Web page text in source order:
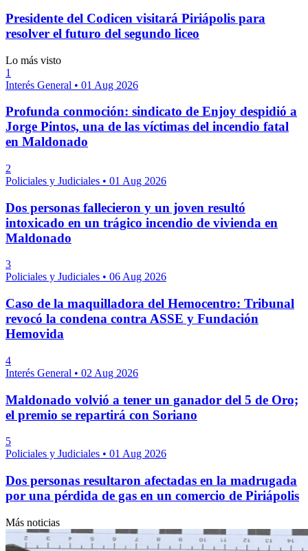
Presidente del Codicen visitará Piriápolis para
resolver el futuro del segundo liceo
Lo más visto
1
Interés General • 01 Aug 2026
Profunda conmoción: sindicato de Enjoy despidió a
Jorge Pintos, una de las víctimas del incendio fatal
en Maldonado
2
Policiales y Judiciales • 01 Aug 2026
Dos personas fallecieron y un joven resultó
intoxicado en un trágico incendio de vivienda en
Maldonado
3
Policiales y Judiciales • 06 Aug 2026
Caso de la maquilladora del Hemocentro: Tribunal
revocó la condena contra ASSE y Fundación
Hemovida
4
Interés General • 02 Aug 2026
Maldonado volvió a tener un ganador del 5 de Oro;
el premio se repartirá con Soriano
5
Policiales y Judiciales • 01 Aug 2026
Dos personas resultaron afectadas en la madrugada
por una pérdida de gas en un comercio de Piriápolis
Más noticias